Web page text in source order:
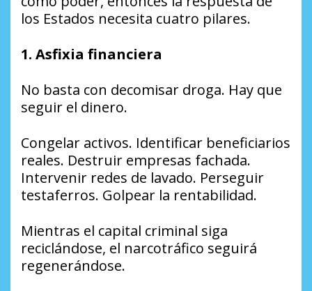
los Estados necesita cuatro pilares.
1. Asfixia financiera
No basta con decomisar droga. Hay que
seguir el dinero.
Congelar activos. Identificar beneficiarios
reales. Destruir empresas fachada.
Intervenir redes de lavado. Perseguir
testaferros. Golpear la rentabilidad.
Mientras el capital criminal siga
reciclándose, el narcotráfico seguirá
regenerándose.